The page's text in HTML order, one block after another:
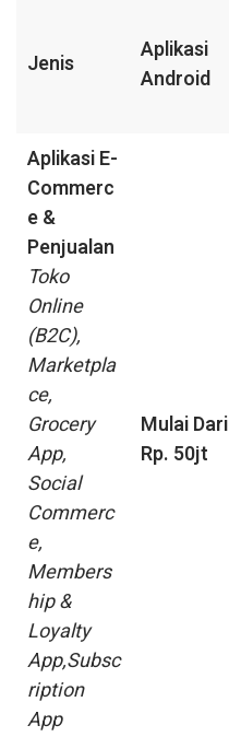
Jenis
Aplikasi
Android
Aplikasi E-
Commerc
e &
Penjualan
Toko
Online
(B2C),
Marketpla
ce,
Grocery
App,
Social
Commerc
e,
Members
hip &
Loyalty
App,Subsc
ription
App
Mulai Dari
Rp. 50jt